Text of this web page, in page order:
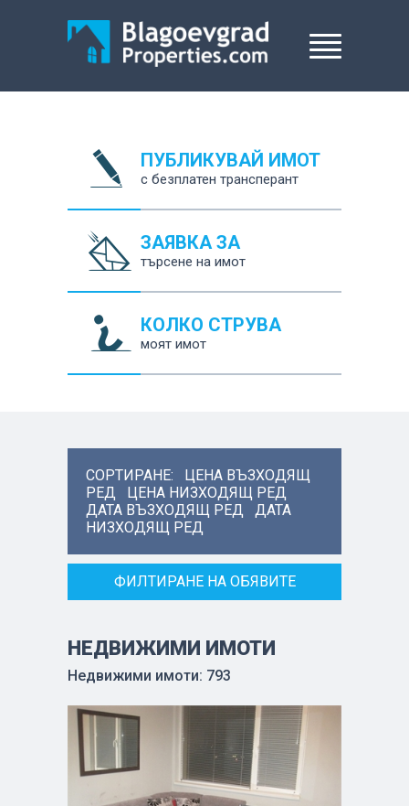
ПУБЛИКУВАЙ ИМОТ
с безплатен трансперант
ЗАЯВКА ЗА
търсене на имот
КОЛКО СТРУВА
моят имот
СОРТИРАНЕ: ЦЕНА ВЪЗХОДЯЩ
РЕД
ЦЕНА НИЗХОДЯЩ РЕД
ДАТА ВЪЗХОДЯЩ РЕД
ДАТА
НИЗХОДЯЩ РЕД
ФИЛТИРАНЕ НА ОБЯВИТЕ
НЕДВИЖИМИ ИМОТИ
Недвижими имоти: 793